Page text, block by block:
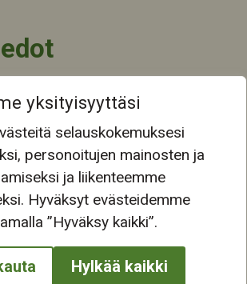
yksityisyyttäsi
selauskokemuksesi
personoitujen mainosten ja
ja liikenteemme
Hyväksyt evästeidemme
”Hyväksy kaikki”.
Hylkää kaikki